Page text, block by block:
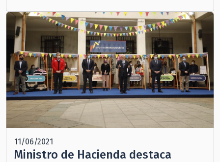
11/06/2021
Ministro de Hacienda destaca